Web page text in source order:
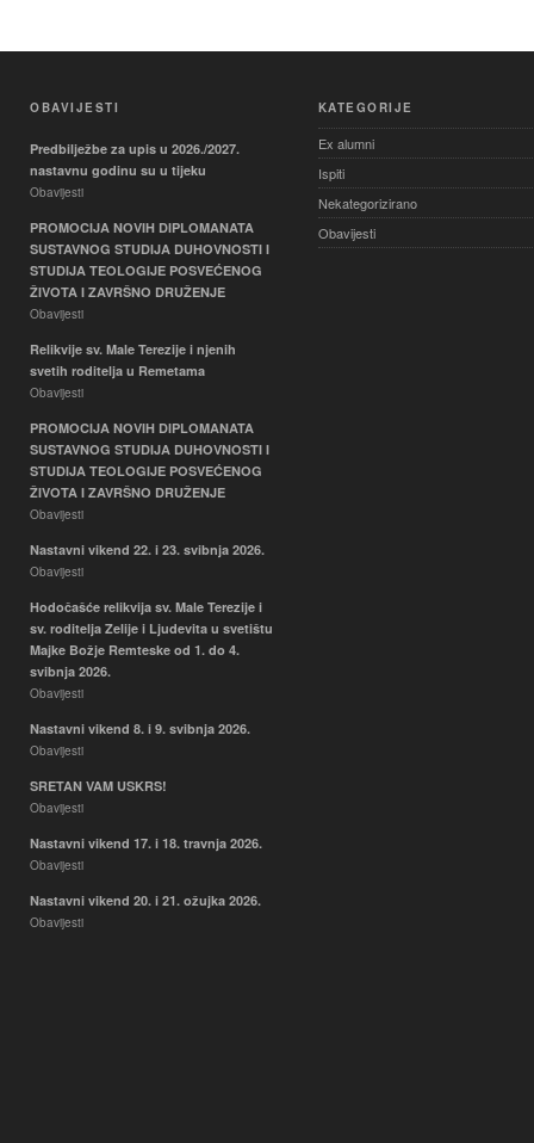
OBAVIJESTI
Predbilježbe za upis u 2026./2027.
nastavnu godinu su u tijeku
Obavijesti
PROMOCIJA NOVIH DIPLOMANATA
SUSTAVNOG STUDIJA DUHOVNOSTI I
STUDIJA TEOLOGIJE POSVEĆENOG
ŽIVOTA I ZAVRŠNO DRUŽENJE
Obavijesti
Relikvije sv. Male Terezije i njenih
svetih roditelja u Remetama
Obavijesti
PROMOCIJA NOVIH DIPLOMANATA
SUSTAVNOG STUDIJA DUHOVNOSTI I
STUDIJA TEOLOGIJE POSVEĆENOG
ŽIVOTA I ZAVRŠNO DRUŽENJE
Obavijesti
Nastavni vikend 22. i 23. svibnja 2026.
Obavijesti
Hodočašće relikvija sv. Male Terezije i
sv. roditelja Zelije i Ljudevita u svetištu
Majke Božje Remteske od 1. do 4.
svibnja 2026.
Obavijesti
Nastavni vikend 8. i 9. svibnja 2026.
Obavijesti
SRETAN VAM USKRS!
Obavijesti
Nastavni vikend 17. i 18. travnja 2026.
Obavijesti
Nastavni vikend 20. i 21. ožujka 2026.
Obavijesti
KATEGORIJE
Ex alumni
Ispiti
Nekategorizirano
Obavijesti